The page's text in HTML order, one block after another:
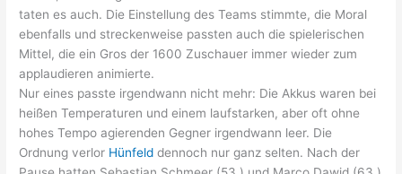
taten es auch. Die Einstellung des Teams stimmte, die Moral
ebenfalls und streckenweise passten auch die spielerischen
Mittel, die ein Gros der 1600 Zuschauer immer wieder zum
applaudieren animierte.
Nur eines passte irgendwann nicht mehr: Die Akkus waren bei
heißen Temperaturen und einem laufstarken, aber oft ohne
hohes Tempo agierenden Gegner irgendwann leer. Die
Ordnung verlor Hünfeld dennoch nur ganz selten. Nach der